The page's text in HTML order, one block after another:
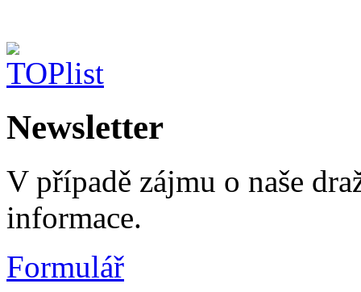
Newsletter
V případě zájmu o naše
informace.
Formulář